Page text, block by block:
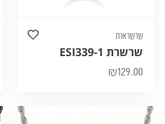
שרשראות
שרשרת ESI339-1
₪129.00